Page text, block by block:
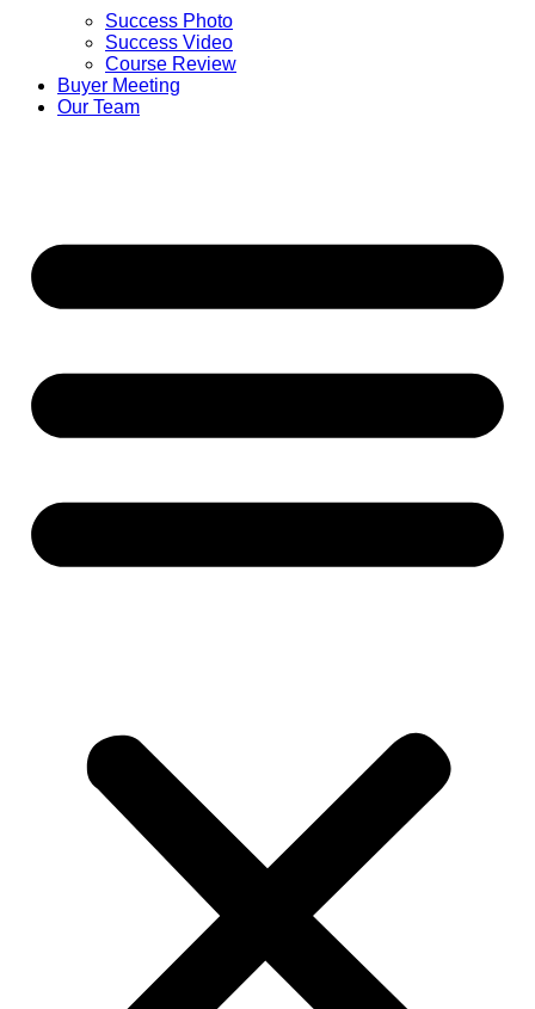
Success Photo
Success Video
Course Review
Buyer Meeting
Our Team